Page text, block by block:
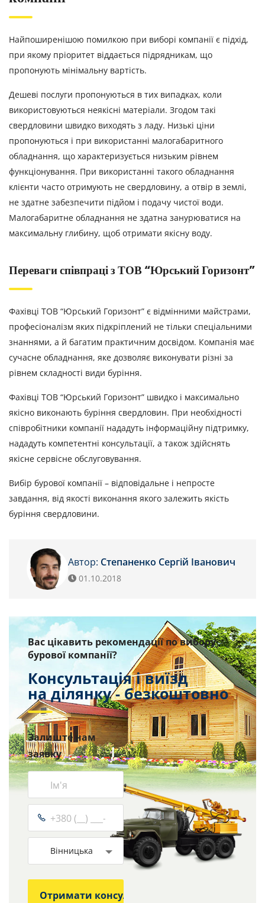
Найпоширенішою помилкою при виборі компанії є підхід,
при якому пріоритет віддається підрядникам, що
пропонують мінімальну вартість.
Дешеві послуги пропонуються в тих випадках, коли
використовуються неякісні матеріали. Згодом такі
свердловини швидко виходять з ладу. Низькі ціни
пропонуються і при використанні малогабаритного
обладнання, що характеризується низьким рівнем
функціонування. При використанні такого обладнання
клієнти часто отримують не свердловину, а отвір в землі,
не здатне забезпечити підйом і подачу чистої води.
Малогабаритне обладнання не здатна занурюватися на
максимальну глибину, щоб отримати якісну воду.
Переваги співпраці з ТОВ “Юрський Горизонт”
Фахівці ТОВ “Юрський Горизонт” є відмінними майстрами,
професіоналізм яких підкріплений не тільки спеціальними
знаннями, а й багатим практичним досвідом. Компанія має
сучасне обладнання, яке дозволяє виконувати різні за
рівнем складності види буріння.
Фахівці ТОВ “Юрський Горизонт” швидко і максимально
якісно виконають буріння свердловин. При необхідності
співробітники компанії нададуть інформаційну підтримку,
нададуть компетентні консультації, а також здійснять
якісне сервісне обслуговування.
Вибір бурової компанії – відповідальне і непросте
завдання, від якості виконання якого залежить якість
буріння свердловини.
Автор: Степаненко Сергій Іванович
01.10.2018
Вас цікавить рекомендації по вибору
бурової компанії?
Консультація і виїзд
на ділянку - безкоштовно
Залиште нам
заявку
Вінницька